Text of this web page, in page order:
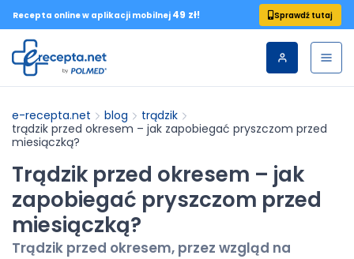
Recepta online w aplikacji mobilnej 49 zł! Sprawdź tutaj
e-recepta.net blog
trądzik
trądzik przed okresem – jak zapobiegać pryszczom przed
miesiączką?
Trądzik przed okresem – jak
zapobiegać pryszczom przed
miesiączką?
Trądzik przed okresem, przez wzgląd na